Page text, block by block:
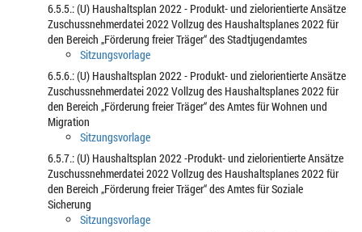
6.5.5.: (U) Haushaltsplan 2022 - Produkt- und zielorientierte Ansätze
Zuschussnehmerdatei 2022 Vollzug des Haushaltsplanes 2022 für
den Bereich „Förderung freier Träger“ des Stadtjugendamtes
Sitzungsvorlage
6.5.6.: (U) Haushaltsplan 2022 - Produkt- und zielorientierte Ansätze
Zuschussnehmerdatei 2022 Vollzug des Haushaltsplanes 2022 für
den Bereich „Förderung freier Träger“ des Amtes für Wohnen und
Migration
Sitzungsvorlage
6.5.7.: (U) Haushaltsplan 2022 -Produkt- und zielorientierte Ansätze
Zuschussnehmerdatei 2022 Vollzug des Haushaltsplanes 2022 für
den Bereich „Förderung freier Träger“ des Amtes für Soziale
Sicherung
Sitzungsvorlage